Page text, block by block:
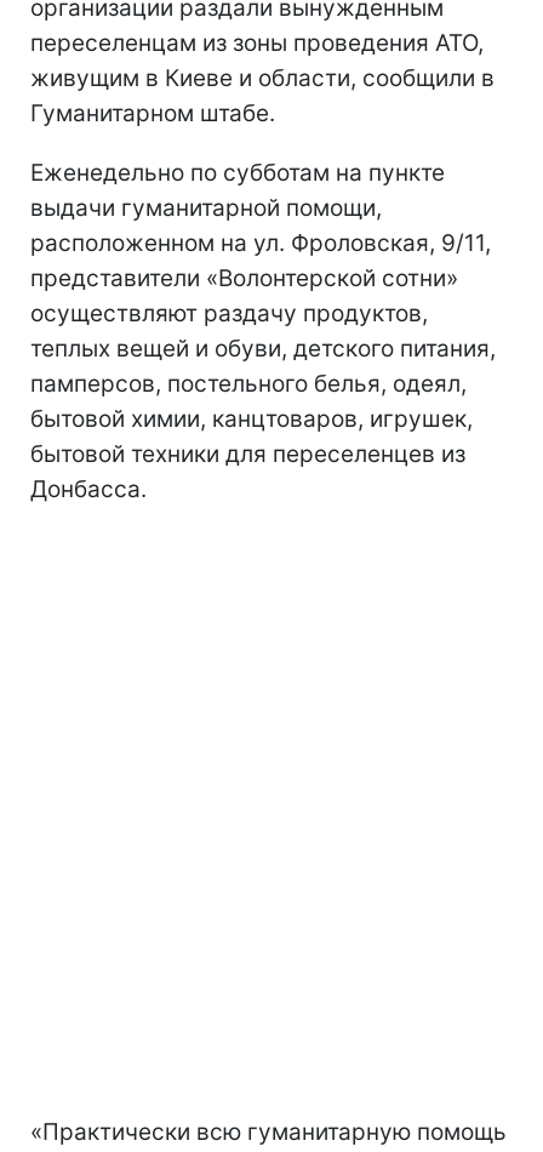
организации раздали вынужденным
переселенцам из зоны проведения АТО,
живущим в Киеве и области, сообщили в
Гуманитарном штабе.
Еженедельно по субботам на пункте
выдачи гуманитарной помощи,
расположенном на ул. Фроловская, 9/11,
представители «Волонтерской сотни»
осуществляют раздачу продуктов,
теплых вещей и обуви, детского питания,
памперсов, постельного белья, одеял,
бытовой химии, канцтоваров, игрушек,
бытовой техники для переселенцев из
Донбасса.
«Практически всю гуманитарную помощь